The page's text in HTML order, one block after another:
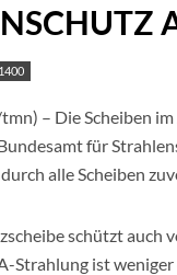
1400
– Die Scheiben
für
alle Scheiben
schützt auch
Strahlung ist